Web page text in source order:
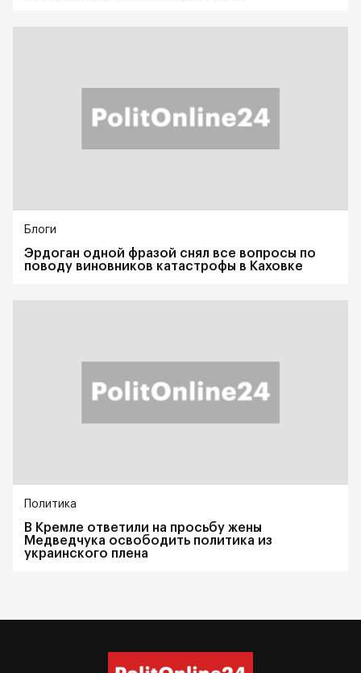
Блоги
Эрдоган одной фразой снял все вопросы по
поводу виновников катастрофы в Каховке
Политика
В Кремле ответили на просьбу жены
Медведчука освободить политика из
украинского плена